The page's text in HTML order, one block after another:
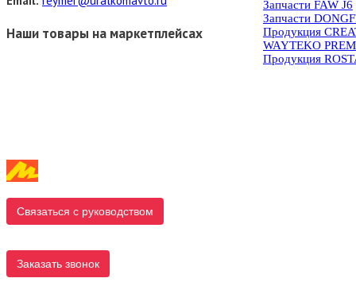
Наши товары на маркетплейсах
Связаться с руководством
Заказать звонок
Запчасти FAW J6
Запчасти
Продукция
WAYTEKO
Продукция